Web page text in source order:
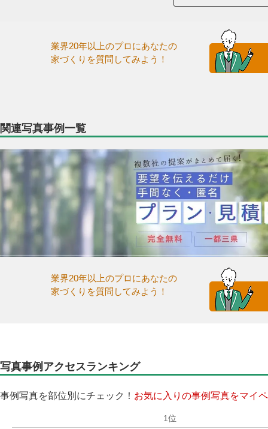
業界20年以上のプロにあなたの
家づくりを質問してみよう！
関連写真事例一覧
業界20年以上のプロにあなたの
家づくりを質問してみよう！
写真事例アクセスランキング
事例写真を部位別にチェック！ お気に入りの事例写真をマイ